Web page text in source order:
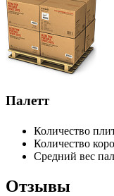
Палетт
Количество
Количество
Средний вес
Отзывы